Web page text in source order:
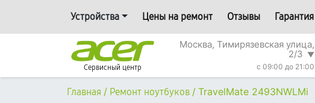
Устройства Цены на ремонт Отзывы Гарантия
Сервисный центр
Москва, Тимирязевская улица,
2/3 ▼
c 09:00 до 21:00
Главная / Ремонт ноутбуков / TravelMate 2493NWLMi